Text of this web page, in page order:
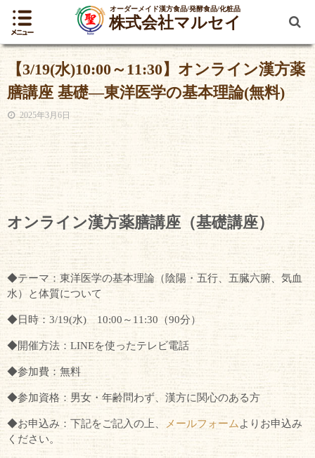
オーダーメイド漢方食品/発酵食品/化粧品
株式会社マルセイ
【3/19(水)10:00～11:30】オンライン漢方薬
膳講座 基礎―東洋医学の基本理論(無料)
2025年3月6日
オンライン漢方薬膳講座（基礎講座）
◆テーマ：東洋医学の基本理論（陰陽・五行、五臓六腑、気血
水）と体質について
◆日時：3/19(水) 10:00～11:30（90分）
◆開催方法：LINEを使ったテレビ電話
◆参加費：無料
◆参加資格：男女・年齢問わず、漢方に関心のある方
◆お申込み：下記をご記入の上、 メールフォーム よりお申込み
ください。